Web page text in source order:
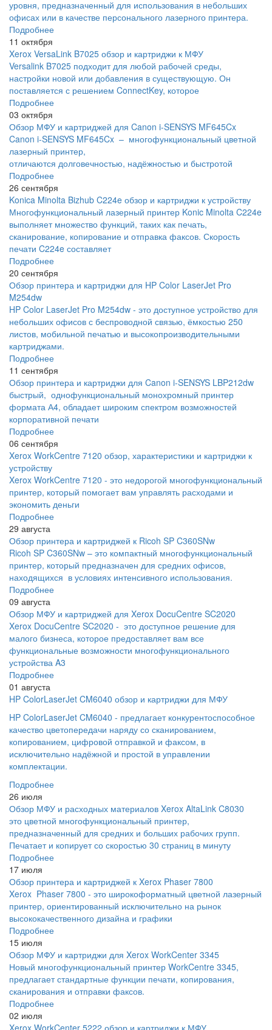
уровня, предназначенный для использования в небольших
офисах или в качестве персонального лазерного принтера.
Подробнее
11 октября
Xerox VersaLink B7025 обзор и картриджи к МФУ
Versalink B7025 подходит для любой рабочей среды,
настройки новой или добавления в существующую. Он
поставляется с решением ConnectKey, которое
Подробнее
03 октября
Обзор МФУ и картриджей для Canon i-SENSYS MF645Cx
Canon i-SENSYS MF645Cx – многофункциональный цветной
лазерный принтер,
отличаются долговечностью, надёжностью и быстротой
Подробнее
26 сентября
Konica Minolta Bizhub C224e обзор и картриджи к устройству
Многофункциональный лазерный принтер Konic Minolta C224e
выполняет множество функций, таких как печать,
сканирование, копирование и отправка факсов. Скорость
печати C224e составляет
Подробнее
20 сентября
Обзор принтера и картриджи для HP Color LaserJet Pro
M254dw
HP Color LaserJet Pro M254dw - это доступное устройство для
небольших офисов с беспроводной связью, ёмкостью 250
листов, мобильной печатью и высокопроизводительными
картриджами.
Подробнее
11 сентября
Обзор принтера и картриджи для Canon i-SENSYS LBP212dw
быстрый, однофункциональный монохромный принтер
формата А4, обладает широким спектром возможностей
корпоративной печати
Подробнее
06 сентября
Xerox WorkCentre 7120 обзор, характеристики и картриджи к
устройству
Xerox WorkCentre 7120 - это недорогой многофункциональный
принтер, который помогает вам управлять расходами и
экономить деньги
Подробнее
29 августа
Обзор принтера и картриджей к Ricoh SP C360SNw
Ricoh SP C360SNw – это компактный многофункциональный
принтер, который предназначен для средних офисов,
находящихся в условиях интенсивного использования.
Подробнее
09 августа
Обзор МФУ и картриджей для Xerox DocuCentre SC2020
Xerox DocuCentre SC2020 - это доступное решение для
малого бизнеса, которое предоставляет вам все
функциональные возможности многофункционального
устройства A3
Подробнее
01 августа
HP ColorLaserJet CM6040 обзор и картриджи для МФУ
HP ColorLaserJet CM6040 - предлагает конкурентоспособное
качество цветопередачи наряду со сканированием,
копированием, цифровой отправкой и факсом, в
исключительно надёжной и простой в управлении
комплектации.
Подробнее
26 июля
Обзор МФУ и расходных материалов Xerox AltaLink C8030
это цветной многофункциональный принтер,
предназначенный для средних и больших рабочих групп.
Печатает и копирует со скоростью 30 страниц в минуту
Подробнее
17 июля
Обзор принтера и картриджей к Xerox Phaser 7800
Xerox Phaser 7800 - это широкоформатный цветной лазерный
принтер, ориентированный исключительно на рынок
высококачественного дизайна и графики
Подробнее
15 июля
Обзор МФУ и картриджи для Xerox WorkCenter 3345
Новый многофункциональный принтер WorkCentre 3345,
предлагает стандартные функции печати, копирования,
сканирования и отправки факсов.
Подробнее
02 июля